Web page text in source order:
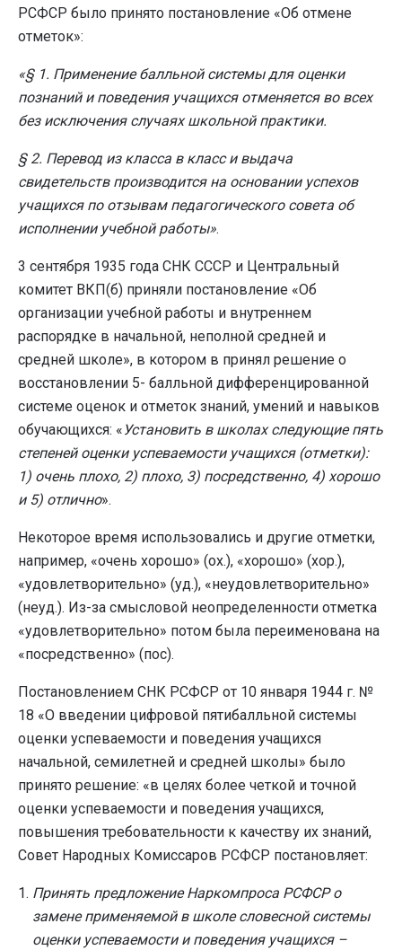
РСФСР было принято постановление «Об отмене
отметок»:
«§ 1. Применение балльной системы для оценки
познаний и поведения учащихся отменяется во всех
без исключения случаях школьной практики.
§ 2. Перевод из класса в класс и выдача
свидетельств производится на основании успехов
учащихся по отзывам педагогического совета об
исполнении учебной работы».
3 сентября 1935 года СНК СССР и Центральный
комитет ВКП(б) приняли постановление «Об
организации учебной работы и внутреннем
распорядке в начальной, неполной средней и
средней школе», в котором в принял решение о
восстановлении 5- балльной дифференцированной
системе оценок и отметок знаний, умений и навыков
обучающихся: «Установить в школах следующие пять
степеней оценки успеваемости учащихся (отметки):
1) очень плохо, 2) плохо, 3) посредственно, 4) хорошо
и 5) отлично».
Некоторое время использовались и другие отметки,
например, «очень хорошо» (ох.), «хорошо» (хор.),
«удовлетворительно» (уд.), «неудовлетворительно»
(неуд.). Из-за смысловой неопределенности отметка
«удовлетворительно» потом была переименована на
«посредственно» (пос).
Постановлением СНК РСФСР от 10 января 1944 г. №
18 «О введении цифровой пятибалльной системы
оценки успеваемости и поведения учащихся
начальной, семилетней и средней школы» было
принято решение: «в целях более четкой и точной
оценки успеваемости и поведения учащихся,
повышения требовательности к качеству их знаний,
Совет Народных Комиссаров РСФСР постановляет:
Принять предложение Наркомпроса РСФСР о
замене применяемой в школе словесной системы
оценки успеваемости и поведения учащихся –